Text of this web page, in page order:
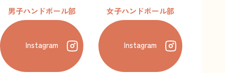
男子ハンドボール部
Instagram
女子ハンドボール部
Instagram